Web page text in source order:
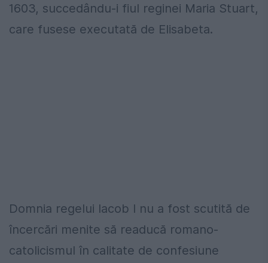
1603, succedându-i fiul reginei Maria Stuart,
care fusese executată de Elisabeta.
Domnia regelui Iacob I nu a fost scutită de
încercări menite să readucă romano-
catolicismul în calitate de confesiune